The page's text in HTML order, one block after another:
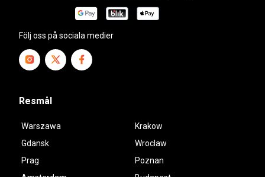
Följ oss på sociala medier
Resmål
Warszawa
Krakow
Gdansk
Wroclaw
Prag
Poznan